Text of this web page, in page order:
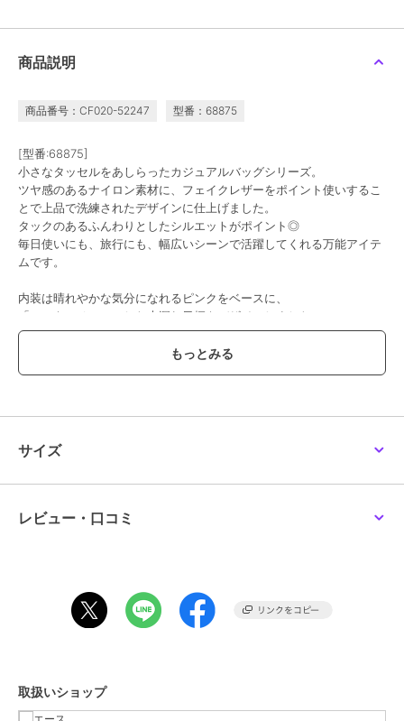
商品説明
商品番号：CF020-52247 型番：68875
[型番:68875]
小さなタッセルをあしらったカジュアルバッグシリーズ。
ツヤ感のあるナイロン素材に、フェイクレザーをポイント使いするこ
とで上品で洗練されたデザインに仕上げました。
タックのあるふんわりとしたシルエットがポイント◎
毎日使いにも、旅行にも、幅広いシーンで活躍してくれる万能アイテ
ムです。
内装は晴れやかな気分になれるピンクをベースに、
「ｋ」をモチーフにした木漏れ日柄をデザインしました。
1～2泊程度の旅行におすすめのサイズ感。
着脱可能なショルダーベルトが付属しているので2wayでお使いいた
・メッシュファスナーポケット×1
・片マチオープンポケット×2
・フロントポケット×1
●セットアップベルト付き
背面ポケットはセットアップベルトとしても使用可能。
旅先でハッピーが生まれますように。そして元気で帰ってきますよう
に。
サイズ
レビュー・口コミ
取扱いショップ